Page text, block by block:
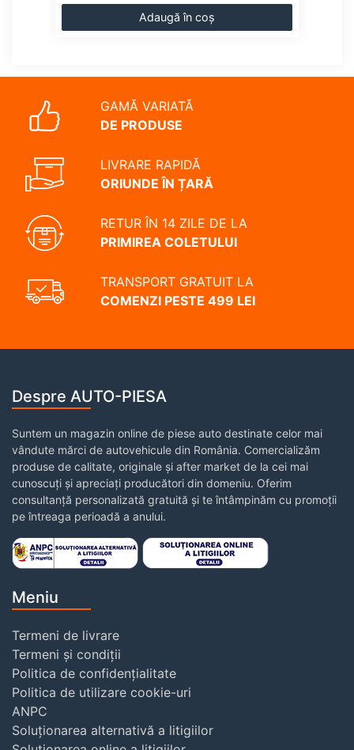
Adaugă în coș
GAMĂ VARIATĂ
DE PRODUSE
LIVRARE RAPIDĂ
ORIUNDE ÎN ȚARĂ
RETUR ÎN 14 ZILE DE LA
PRIMIREA COLETULUI
TRANSPORT GRATUIT LA
COMENZI PESTE 499 LEI
Despre AUTO-PIESA
Suntem un magazin online de piese auto destinate celor mai
vândute mărci de autovehicule din România. Comercializăm
produse de calitate, originale și after market de la cei mai
cunoscuți și apreciați producători din domeniu. Oferim
consultanță personalizată gratuită și te întâmpinăm cu promoții
pe întreaga perioadă a anului.
Meniu
Termeni de livrare
Termeni și condiții
Politica de confidențialitate
Politica de utilizare cookie-uri
ANPC
Soluționarea alternativă a litigiilor